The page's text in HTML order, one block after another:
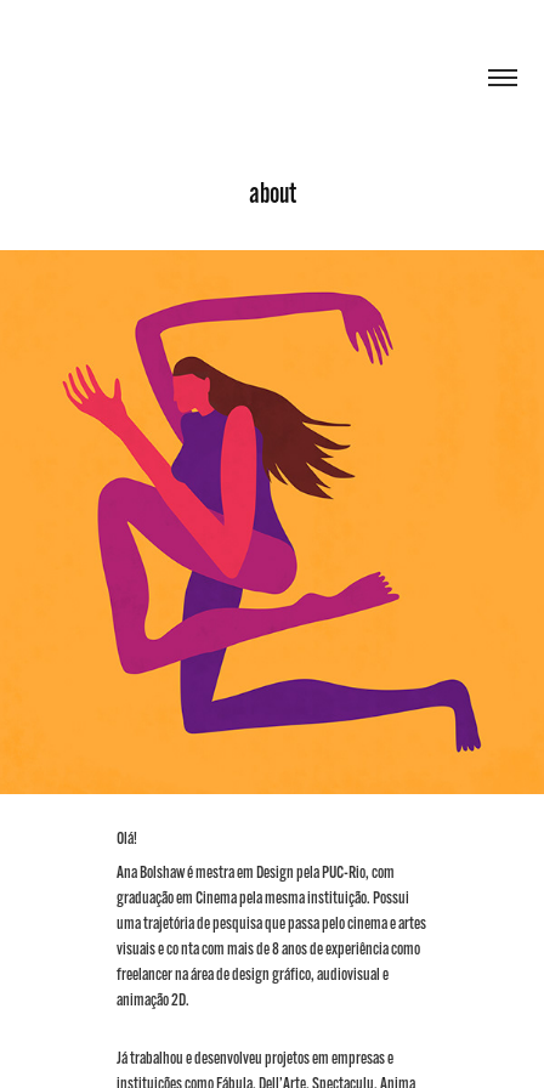
about
Olá!
Ana Bolshaw é mestra em Design pela PUC-Rio, com
graduação em Cinema pela mesma instituição. Possui
uma trajetória de pesquisa que passa pelo cinema e artes
visuais e co nta com mais de 8 anos de experiência como
freelancer na área de design gráfico, audiovisual e
animação 2D.
Já trabalhou e desenvolveu projetos em empresas e
instituições como Fábula, Dell’Arte, Spectaculu, Anima